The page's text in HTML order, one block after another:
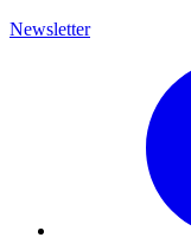
Newsletter